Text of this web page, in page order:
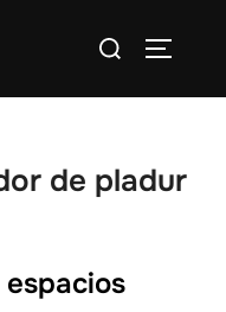
Buscar:
de pladur